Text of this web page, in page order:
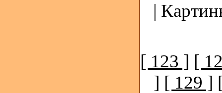
|
[ 123 ] [
] [ 129 ]